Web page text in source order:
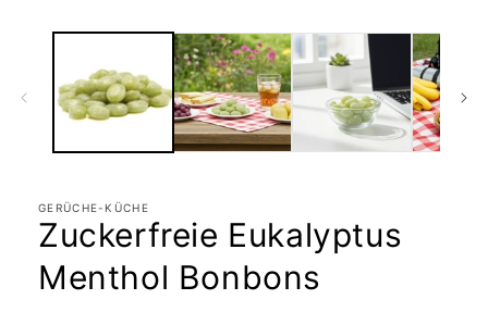
öffnen
GERÜCHE-KÜCHE
Zuckerfreie Eukalyptus
Menthol Bonbons